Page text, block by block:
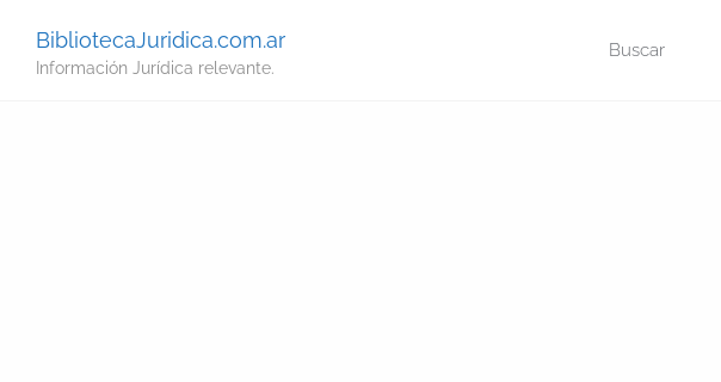
BibliotecaJuridica.com.ar
Información Jurídica relevante.
Buscar